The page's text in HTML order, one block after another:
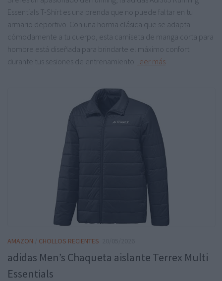
Essentials T-Shirt es una prenda que no puede faltar en tu
armario deportivo. Con una horma clásica que se adapta
cómodamente a tu cuerpo, esta camiseta de manga corta para
hombre está diseñada para brindarte el máximo confort
durante tus sesiones de entrenamiento. leer más
AMAZON CHOLLOS RECIENTES
adidas Men’s Chaqueta aislante Terrex Multi
Essentials